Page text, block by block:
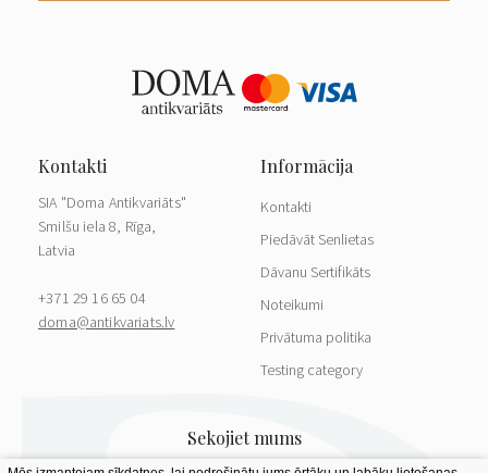
SIA "Doma Antikvariāts"
Smilšu iela 8, Rīga,
Latvia
+371 29 16 65 04
doma@antikvariats.lv
Kontakti
Piedāvāt Senlietas
Dāvanu Sertifikāts
Noteikumi
Privātuma politika
Testing category